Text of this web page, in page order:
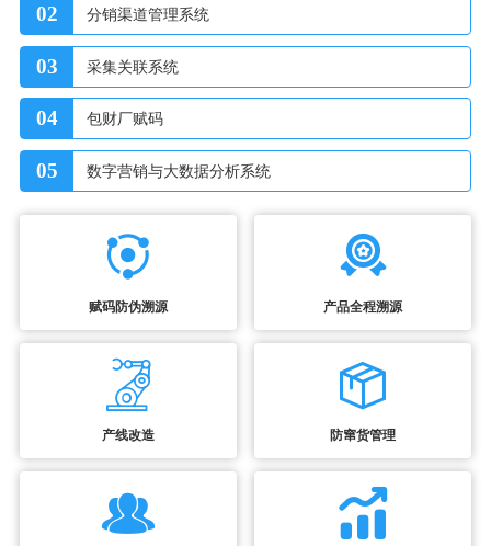
02 分销渠道管理系统
03 采集关联系统
04 包财厂赋码
05 数字营销与大数据分析系统
赋码防伪溯源 产品全程溯源
产线改造 防窜货管理